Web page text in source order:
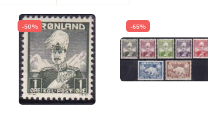
-50% -65%